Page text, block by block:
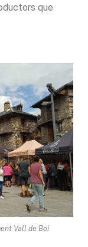
que
Vall de Boí